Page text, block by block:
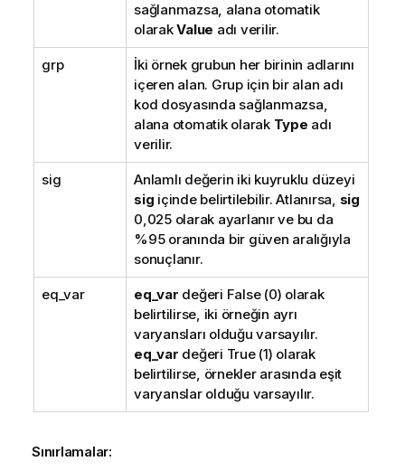
sağlanmazsa, alana otomatik
olarakValue adı verilir.
grp
İki örnek grubun her birinin adlarını
içeren alan. Grup için bir alan adı
kod dosyasında sağlanmazsa,
alana otomatik olarak Type adı
verilir.
sig
Anlamlı değerin iki kuyruklu düzeyi
sig içinde belirtilebilir. Atlanırsa, sig
0,025 olarak ayarlanır ve bu da
%95 oranında bir güven aralığıyla
sonuçlanır.
eq_var eq_var değeri False(0) olarak
belirtilirse, iki örneğin ayrı
varyansları olduğu varsayılır.
eq_var değeri True(1) olarak
belirtilirse, örnekler arasında eşit
varyanslar olduğu varsayılır.
Sınırlamalar: